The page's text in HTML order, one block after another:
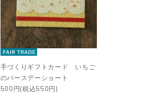
手づくりギフトカード いちご
のバースデーショート
500円(税込550円)